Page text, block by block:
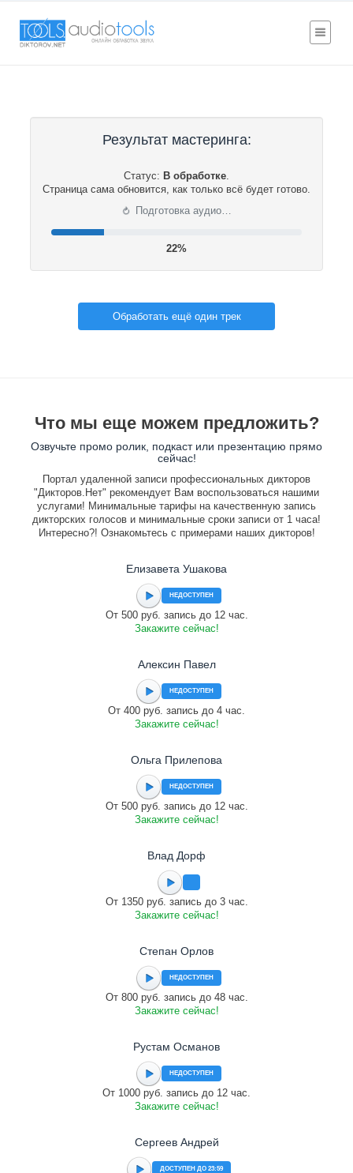
Результат мастеринга:
Статус: В обработке.
Страница сама обновится, как только всё будет готово.
⟳ Подготовка аудио…
22%
Обработать ещё один трек
Что мы еще можем предложить?
Озвучьте промо ролик, подкаст или презентацию прямо
сейчас!
Портал удаленной записи профессиональных дикторов
"Дикторов.Нет" рекомендует Вам воспользоваться нашими
услугами! Минимальные тарифы на качественную запись
дикторских голосов и минимальные сроки записи от 1 часа!
Интересно?! Ознакомьтесь с примерами наших дикторов!
Елизавета Ушакова
НЕДОСТУПЕН
От 500 руб. запись до 12 час.
Закажите сейчас!
Алексин Павел
НЕДОСТУПЕН
От 400 руб. запись до 4 час.
Закажите сейчас!
Ольга Прилепова
НЕДОСТУПЕН
От 500 руб. запись до 12 час.
Закажите сейчас!
Влад Дорф
От 1350 руб. запись до 3 час.
Закажите сейчас!
Cтепан Орлов
НЕДОСТУПЕН
От 800 руб. запись до 48 час.
Закажите сейчас!
Рустам Османов
НЕДОСТУПЕН
От 1000 руб. запись до 12 час.
Закажите сейчас!
Сергеев Андрей
ДОСТУПЕН ДО 23:59